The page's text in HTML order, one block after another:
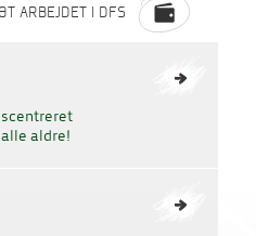
ARBEJDET I DFS
aldre!